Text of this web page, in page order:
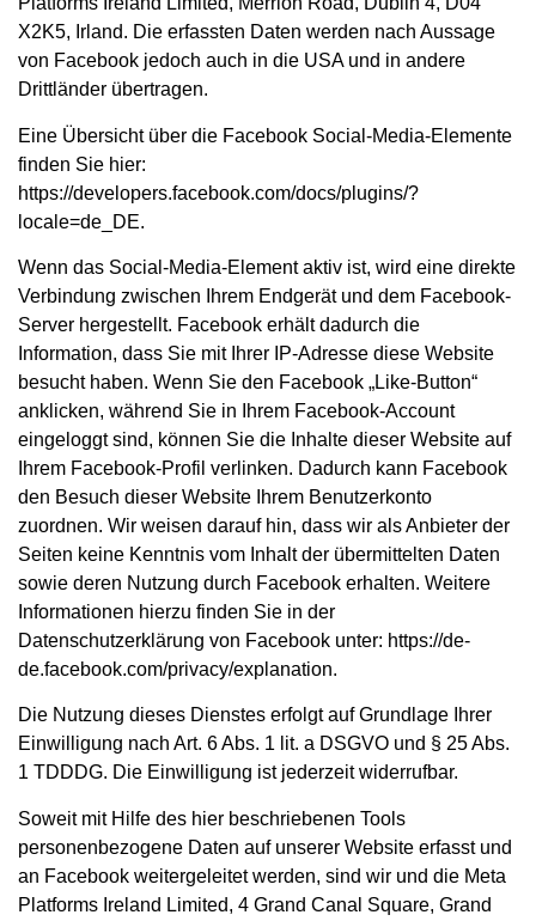
X2K5, Irland. Die erfassten Daten werden nach Aussage
von Facebook jedoch auch in die USA und in andere
Drittländer übertragen.
Eine Übersicht über die Facebook Social-Media-Elemente
finden Sie hier:
https://developers.facebook.com/docs/plugins/?
locale=de_DE.
Wenn das Social-Media-Element aktiv ist, wird eine direkte
Verbindung zwischen Ihrem Endgerät und dem Facebook-
Server hergestellt. Facebook erhält dadurch die
Information, dass Sie mit Ihrer IP-Adresse diese Website
besucht haben. Wenn Sie den Facebook „Like-Button“
anklicken, während Sie in Ihrem Facebook-Account
eingeloggt sind, können Sie die Inhalte dieser Website auf
Ihrem Facebook-Profil verlinken. Dadurch kann Facebook
den Besuch dieser Website Ihrem Benutzerkonto
zuordnen. Wir weisen darauf hin, dass wir als Anbieter der
Seiten keine Kenntnis vom Inhalt der übermittelten Daten
sowie deren Nutzung durch Facebook erhalten. Weitere
Informationen hierzu finden Sie in der
Datenschutzerklärung von Facebook unter: https://de-
de.facebook.com/privacy/explanation.
Die Nutzung dieses Dienstes erfolgt auf Grundlage Ihrer
Einwilligung nach Art. 6 Abs. 1 lit. a DSGVO und § 25 Abs.
1 TDDDG. Die Einwilligung ist jederzeit widerrufbar.
Soweit mit Hilfe des hier beschriebenen Tools
personenbezogene Daten auf unserer Website erfasst und
an Facebook weitergeleitet werden, sind wir und die Meta
Platforms Ireland Limited, 4 Grand Canal Square, Grand